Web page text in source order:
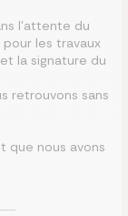
l’attente du
pour les travaux
la signature du
retrouvons sans
que nous avons